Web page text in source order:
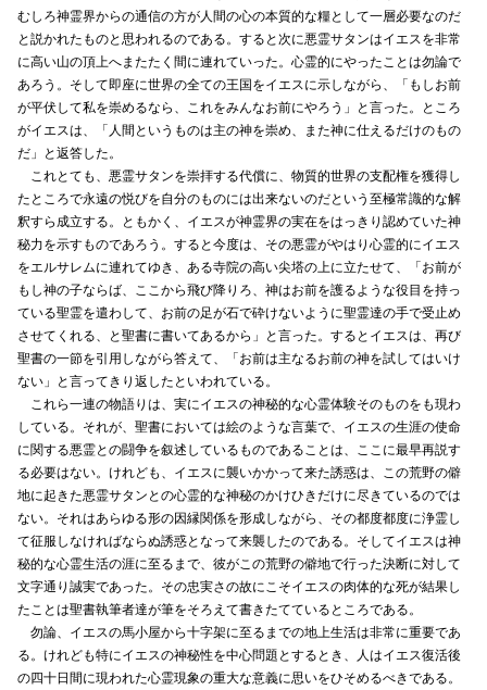
むしろ神霊界からの通信の方が人間の心の本質的な糧として一層必要なのだ
と説かれたものと思われるのである。すると次に悪霊サタンはイエスを非常
に高い山の頂上へまたたく間に連れていった。心霊的にやったことは勿論で
あろう。そして即座に世界の全ての王国をイエスに示しながら、「もしお前
が平伏して私を崇めるなら、これをみんなお前にやろう」と言った。ところ
がイエスは、「人間というものは主の神を崇め、また神に仕えるだけのもの
だ」と返答した。
これとても、悪霊サタンを崇拝する代償に、物質的世界の支配権を獲得し
たところで永遠の悦びを自分のものには出来ないのだという至極常識的な解
釈すら成立する。ともかく、イエスが神霊界の実在をはっきり認めていた神
秘力を示すものであろう。すると今度は、その悪霊がやはり心霊的にイエス
をエルサレムに連れてゆき、ある寺院の高い尖塔の上に立たせて、「お前が
もし神の子ならば、ここから飛び降りろ、神はお前を護るような役目を持っ
ている聖霊を遣わして、お前の足が石で砕けないように聖霊達の手で受止め
させてくれる、と聖書に書いてあるから」と言った。するとイエスは、再び
聖書の一節を引用しながら答えて、「お前は主なるお前の神を試してはいけ
ない」と言ってきり返したといわれている。
これら一連の物語りは、実にイエスの神秘的な心霊体験そのものをも現わ
している。それが、聖書においては絵のような言葉で、イエスの生涯の使命
に関する悪霊との闘争を叙述しているものであることは、ここに最早再説す
る必要はない。けれども、イエスに襲いかかって来た誘惑は、この荒野の僻
地に起きた悪霊サタンとの心霊的な神秘のかけひきだけに尽きているのでは
ない。それはあらゆる形の因縁関係を形成しながら、その都度都度に浄霊し
て征服しなければならぬ誘惑となって来襲したのである。そしてイエスは神
秘的な心霊生活の涯に至るまで、彼がこの荒野の僻地で行った決断に対して
文字通り誠実であった。その忠実さの故にこそイエスの肉体的な死が結果し
たことは聖書執筆者達が筆をそろえて書きたてているところである。
勿論、イエスの馬小屋から十字架に至るまでの地上生活は非常に重要であ
る。けれども特にイエスの神秘性を中心問題とするとき、人はイエス復活後
の四十日間に現われた心霊現象の重大な意義に思いをひそめるべきである。